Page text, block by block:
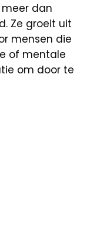
dan
Ze groeit uit
mensen die
of mentale
om door te